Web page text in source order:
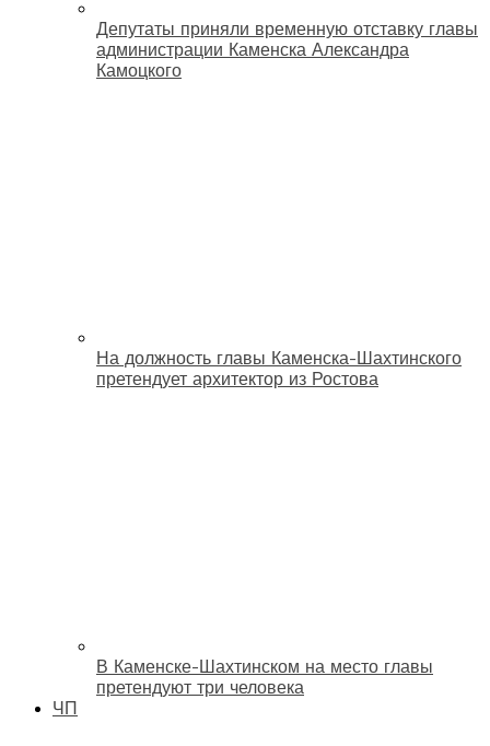
Депутаты приняли временную отставку главы
администрации Каменска Александра
Камоцкого
На должность главы Каменска-Шахтинского
претендует архитектор из Ростова
В Каменске-Шахтинском на место главы
претендуют три человека
ЧП